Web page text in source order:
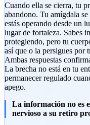
Cuando ella se cierra, tu
abandono. Tu amígdala
estás operando desde un
lugar de fortaleza. Sabes
protegiendo, pero tu
así que o la persigues por
Ambas respuestas
La brecha no está en tu
permanecer regulado
apego.
La información no es
nervioso a su retiro